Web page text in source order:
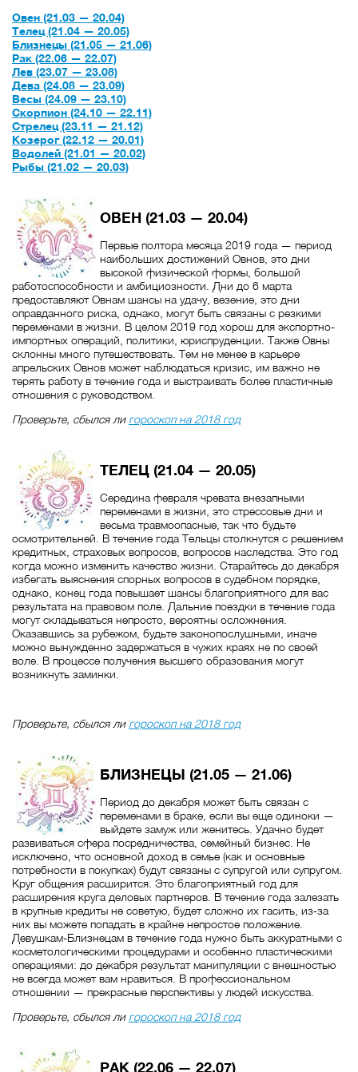
Овен (21.03 — 20.04)
Телец (21.04 — 20.05)
Близнецы (21.05 — 21.06)
Рак (22.06 — 22.07)
Лев (23.07 — 23.08)
Дева (24.08 — 23.09)
Весы (24.09 — 23.10)
Скорпион (24.10 — 22.11)
Стрелец (23.11 — 21.12)
Козерог (22.12 — 20.01)
Водолей (21.01 — 20.02)
Рыбы (21.02 — 20.03)
ОВЕН (21.03 — 20.04)
Первые полтора месяца 2019 года — период
наибольших достижений Овнов, это дни
высокой физической формы, большой
работоспособности и амбициозности. Дни до 6 марта
предоставляют Овнам шансы на удачу, везение, это дни
оправданного риска, однако, могут быть связаны с резкими
переменами в жизни. В целом 2019 год хорош для экспортно-
импортных операций, политики, юриспруденции. Также Овны
склонны много путешествовать. Тем не менее в карьере
апрельских Овнов может наблюдаться кризис, им важно не
терять работу в течение года и выстраивать более пластичные
отношения с руководством.
Проверьте, сбылся ли гороскоп на 2018 год
ТЕЛЕЦ (21.04 — 20.05)
Середина февраля чревата внезапными
переменами в жизни, это стрессовые дни и
весьма травмоопасные, так что будьте
осмотрительней. В течение года Тельцы столкнутся с решением
кредитных, страховых вопросов, вопросов наследства. Это год
когда можно изменить качество жизни. Старайтесь до декабря
избегать выяснения спорных вопросов в судебном порядке,
однако, конец года повышает шансы благоприятного для вас
результата на правовом поле. Дальние поездки в течение года
могут складываться непросто, вероятны осложнения.
Оказавшись за рубежом, будьте законопослушными, иначе
можно вынужденно задержаться в чужих краях не по своей
воле. В процессе получения высшего образования могут
возникнуть заминки.
Проверьте, сбылся ли гороскоп на 2018 год
БЛИЗНЕЦЫ (21.05 — 21.06)
Период до декабря может быть связан с
переменами в браке, если вы еще одиноки —
выйдете замуж или женитесь. Удачно будет
развиваться сфера посредничества, семейный бизнес. Не
исключено, что основной доход в семье (как и основные
потребности в покупках) будут связаны с супругой или супругом.
Круг общения расширится. Это благоприятный год для
расширения круга деловых партнеров. В течение года залезать
в крупные кредиты не советую, будет сложно их гасить, из-за
них вы можете попадать в крайне непростое положение.
Девушкам-Близнецам в течение года нужно быть аккуратными с
косметологическими процедурами и особенно пластическими
операциями: до декабря результат манипуляции с внешностью
не всегда может вам нравиться. В профессиональном
отношении — прекрасные перспективы у людей искусства.
Проверьте, сбылся ли гороскоп на 2018 год
РАК (22.06 — 22.07)